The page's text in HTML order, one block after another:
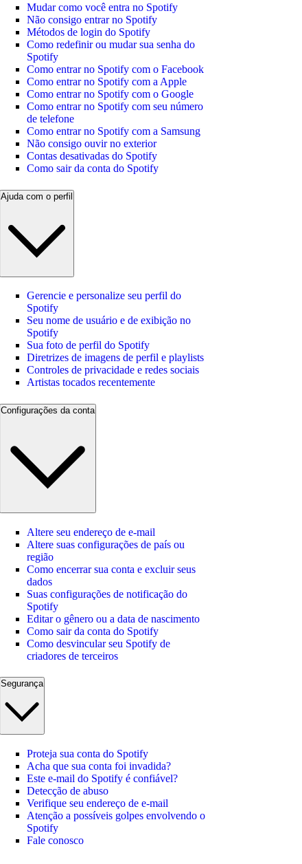
Mudar como você entra no Spotify
Não consigo entrar no Spotify
Métodos de login do Spotify
Como redefinir ou mudar sua senha do
Spotify
Como entrar no Spotify com o Facebook
Como entrar no Spotify com a Apple
Como entrar no Spotify com o Google
Como entrar no Spotify com seu número
de telefone
Como entrar no Spotify com a Samsung
Não consigo ouvir no exterior
Contas desativadas do Spotify
Como sair da conta do Spotify
Ajuda com o perfil
Gerencie e personalize seu perfil do
Spotify
Seu nome de usuário e de exibição no
Spotify
Sua foto de perfil do Spotify
Diretrizes de imagens de perfil e playlists
Controles de privacidade e redes sociais
Artistas tocados recentemente
Configurações da conta
Altere seu endereço de e‑mail
Altere suas configurações de país ou
região
Como encerrar sua conta e excluir seus
dados
Suas configurações de notificação do
Spotify
Editar o gênero ou a data de nascimento
Como sair da conta do Spotify
Como desvincular seu Spotify de
criadores de terceiros
Segurança
Proteja sua conta do Spotify
Acha que sua conta foi invadida?
Este e-mail do Spotify é confiável?
Detecção de abuso
Verifique seu endereço de e-mail
Atenção a possíveis golpes envolvendo o
Spotify
Fale conosco